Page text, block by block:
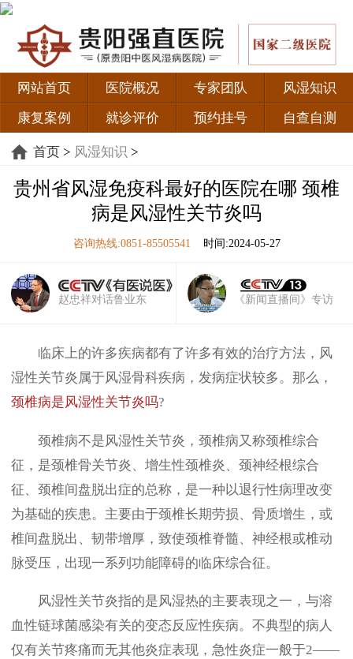
网站首页 医院概况 专家团队
风湿知识
康复案例
就诊评价 预约挂号 自查自测
首页 > 风湿知识 >
贵州省风湿免疫科最好的医院在哪 颈椎
病是风湿性关节炎吗
咨询热线:0851-85505541 时间:2024-05-27
赵忠祥对话鲁业东 《新闻直播间》专访
临床上的许多疾病都有了许多有效的治疗方法，风
湿性关节炎属于风湿骨科疾病，发病症状较多。那么，
颈椎病是风湿性关节炎吗?
颈椎病不是风湿性关节炎，颈椎病又称颈椎综合
征，是颈椎骨关节炎、增生性颈椎炎、颈神经根综合
征、颈椎间盘脱出症的总称，是一种以退行性病理改变
为基础的疾患。主要由于颈椎长期劳损、骨质增生，或
椎间盘脱出、韧带增厚，致使颈椎脊髓、神经根或椎动
脉受压，出现一系列功能障碍的临床综合征。
风湿性关节炎指的是风湿热的主要表现之一，与溶
血性链球菌感染有关的变态反应性疾病。不典型的病人
仅有关节疼痛而无其他炎症表现，急性炎症一般于2——